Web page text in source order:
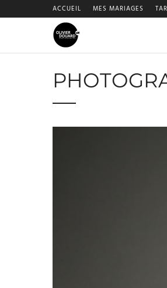
ACCUEIL MES MARIAGES